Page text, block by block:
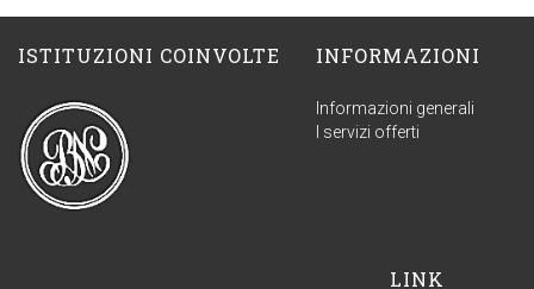
ISTITUZIONI COINVOLTE INFORMAZIONI
Informazioni generali
I servizi offerti
LINK